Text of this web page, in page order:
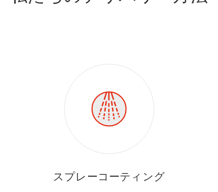
スプレーコーティング